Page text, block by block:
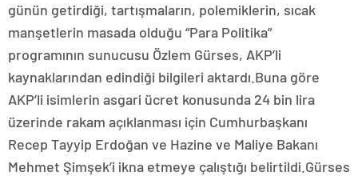
günün getirdiği, tartışmaların, polemiklerin, sıcak
manşetlerin masada olduğu “Para Politika”
programının sunucusu Özlem Gürses, AKP’li
kaynaklarından edindiği bilgileri aktardı.Buna göre
AKP’li isimlerin asgari ücret konusunda 24 bin lira
üzerinde rakam açıklanması için Cumhurbaşkanı
Recep Tayyip Erdoğan ve Hazine ve Maliye Bakanı
Mehmet Şimşek’i ikna etmeye çalıştığı belirtildi.Gürses